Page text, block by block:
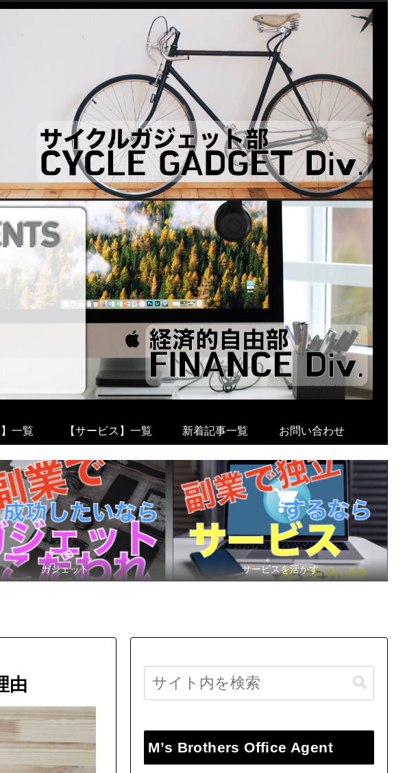
一覧 【サービス】一覧 新着記事一覧 お問い合わせ
ガジェット サービスを活かす
由
M’s Brothers Office Agent